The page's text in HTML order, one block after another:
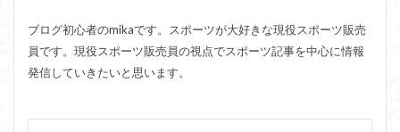
ブログ初心者のmikaです。スポーツが大好きな現役スポーツ販売
員です。現役スポーツ販売員の視点でスポーツ記事を中心に情報
発信していきたいと思います。